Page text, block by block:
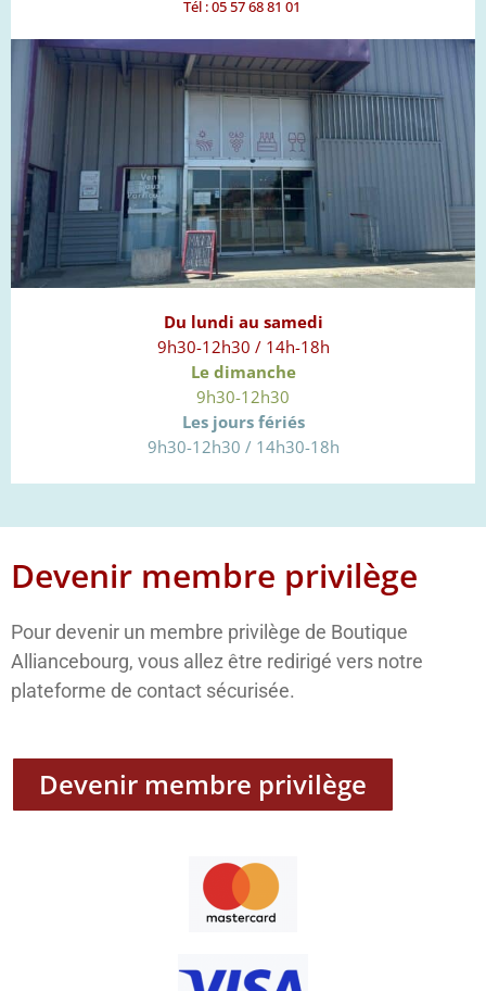
Tél : 05 57 68 81 01
Du lundi au samedi
9h30-12h30 / 14h-18h
Le dimanche
9h30-12h30
Les jours fériés
9h30-12h30 / 14h30-18h
Devenir membre privilège
Pour devenir un membre privilège de Boutique
Alliancebourg, vous allez être redirigé vers notre
plateforme de contact sécurisée.
Devenir membre privilège